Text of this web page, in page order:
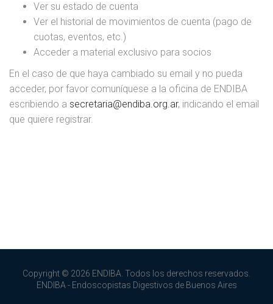
Ver su estado de cuenta
Ver el historial de movimientos de cuenta (pago de
cuotas, eventos, etc.)
Acceder a material exclusivo para socios
En el caso de que haya cambiado su email y no pueda
acceder, por favor comuníquese a la oficina de ENDIBA
escribiendo a secretaria@endiba.org.ar, indicando el email
que quiere registrar.
Copyright © 2026 ENDIBA. Todos los derechos reservados.
ENDIBA - Endoscopistas Digestivos de Buenos Aires